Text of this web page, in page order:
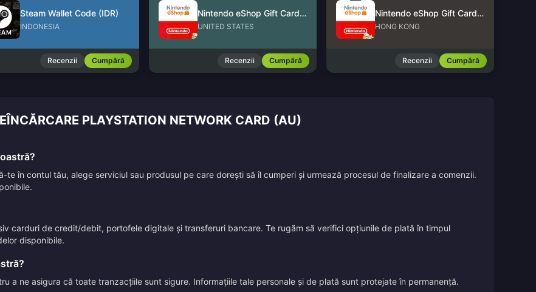
Steam Wallet Code (IDR)
INDONESIA
Recenzii Cumpără
Nintendo eShop Gift Card (US)
UNITED STATES
Recenzii Cumpără
Nintendo eShop Gift Card (HK)
HONG KONG
Recenzii Cumpără
PLAYSTATION NETWORK CARD (AU)
în contul tău, alege serviciul sau produsul pe care dorești să îl cumperi și urmează procesul de finalizare a comenzii.
carduri de credit/debit, portofele digitale și transferuri bancare. Te rugăm să verifici opțiunile de plată în timpul
disponibile.
a ne asigura că toate tranzacțiile sunt sigure. Informațiile tale personale și de plată sunt protejate în permanență.